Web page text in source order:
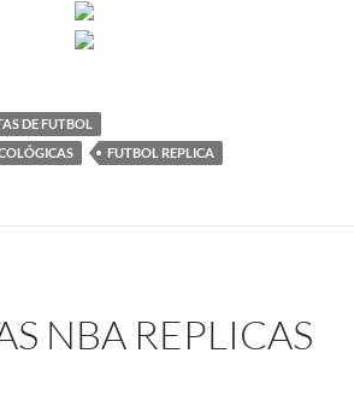
DE FUTBOL
FUTBOL REPLICA
NBA REPLICAS